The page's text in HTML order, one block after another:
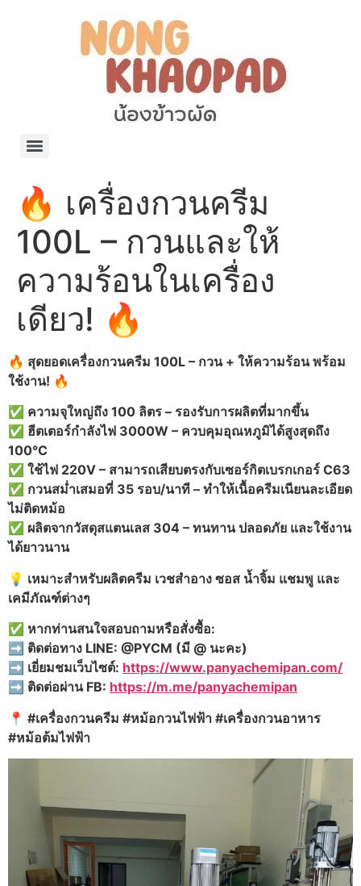
🔥 เครื่องกวนครีม
100L – กวนและให้
ความร้อนในเครื่อง
เดียว! 🔥
🔥 สุดยอดเครื่องกวนครีม 100L – กวน + ให้ความร้อน พร้อม
ใช้งาน! 🔥
✅ ความจุใหญ่ถึง 100 ลิตร – รองรับการผลิตที่มากขึ้น
✅ ฮีตเตอร์กำลังไฟ 3000W – ควบคุมอุณหภูมิได้สูงสุดถึง
100°C
✅ ใช้ไฟ 220V – สามารถเสียบตรงกับเซอร์กิตเบรกเกอร์ C63
✅ กวนสม่ำเสมอที่ 35 รอบ/นาที – ทำให้เนื้อครีมเนียนละเอียด
ไม่ติดหม้อ
✅ ผลิตจากวัสดุสแตนเลส 304 – ทนทาน ปลอดภัย และใช้งาน
ได้ยาวนาน
💡 เหมาะสำหรับผลิตครีม เวชสำอาง ซอส น้ำจิ้ม แชมพู และ
เคมีภัณฑ์ต่างๆ
✅ หากท่านสนใจสอบถามหรือสั่งซื้อ:
➡️ ติดต่อทาง LINE: @PYCM (มี @ นะคะ)
➡️ เยี่ยมชมเว็บไซต์: https://www.panyachemipan.com/
➡️ ติดต่อผ่าน FB: https://m.me/panyachemipan
📍 #เครื่องกวนครีม #หม้อกวนไฟฟ้า #เครื่องกวนอาหาร
#หม้อต้มไฟฟ้า